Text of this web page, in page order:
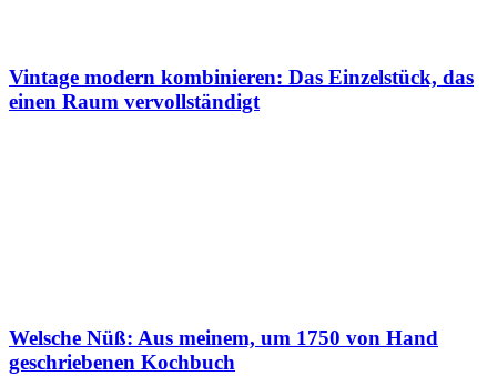
Vintage modern kombinieren: Das Einzelstück, das
einen Raum vervollständigt
Welsche Nüß: Aus meinem, um 1750 von Hand
geschriebenen Kochbuch